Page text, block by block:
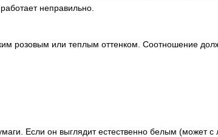
неправильно.
розовым или теплым оттенком. Соотношение
Если он выглядит естественно белым (может с